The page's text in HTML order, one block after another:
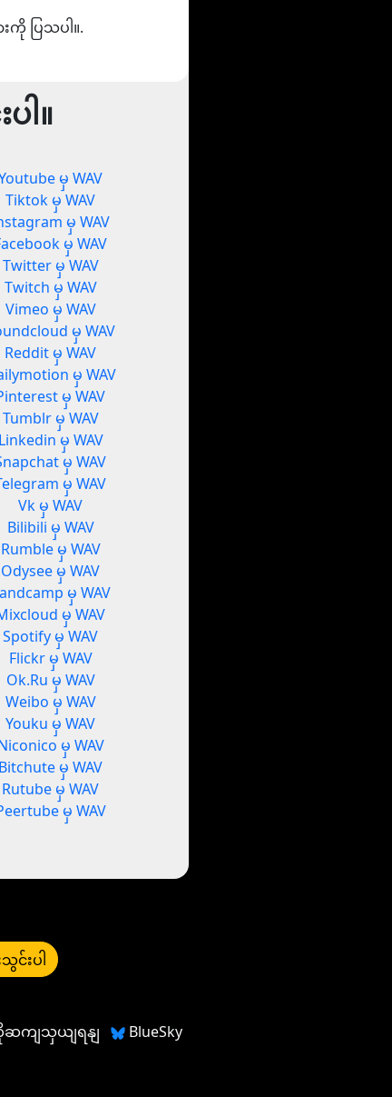
ပြသပါ။.
ါ။
မှ WAV
Tiktok မှ WAV
မှ WAV
မှ WAV
Twitter မှ WAV
Twitch မှ WAV
Vimeo မှ WAV
မှ WAV
Reddit မှ WAV
မှ WAV
မှ WAV
Tumblr မှ WAV
Linkedin မှ WAV
မှ WAV
မှ WAV
Vk မှ WAV
Bilibili မှ WAV
Rumble မှ WAV
Odysee မှ WAV
မှ WAV
မှ WAV
Spotify မှ WAV
Flickr မှ WAV
Ok.Ru မှ WAV
Weibo မှ WAV
Youku မှ WAV
မှ WAV
Bitchute မှ WAV
Rutube မှ WAV
မှ WAV
င်းပါ
ဆကျသှယျရနျ
BlueSky